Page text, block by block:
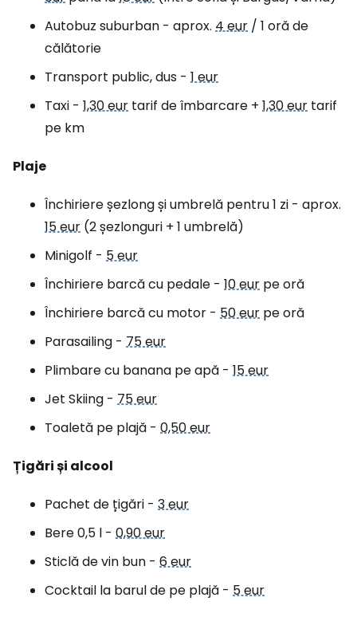
Autobuz suburban - aprox. 4 eur / 1 oră de
călătorie
Transport public, dus - 1 eur
Taxi - 1,30 eur tarif de îmbarcare + 1,30 eur tarif
pe km
Plaje
Închiriere șezlong și umbrelă pentru 1 zi - aprox.
15 eur (2 șezlonguri + 1 umbrelă)
Minigolf - 5 eur
Închiriere barcă cu pedale - 10 eur pe oră
Închiriere barcă cu motor - 50 eur pe oră
Parasailing - 75 eur
Plimbare cu banana pe apă - 15 eur
Jet Skiing - 75 eur
Toaletă pe plajă - 0,50 eur
Țigări și alcool
Pachet de țigări - 3 eur
Bere 0,5 l - 0,90 eur
Sticlă de vin bun - 6 eur
Cocktail la barul de pe plajă - 5 eur